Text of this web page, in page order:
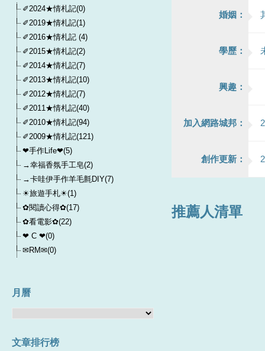
婚姻：
學歷：
興趣：
加入網路城邦：
創作更新：
推薦人清單
✐2024★情札記(0)
✐2019★情札記(1)
✐2016★情札記 (4)
✐2015★情札記(2)
✐2014★情札記(7)
✐2013★情札記(10)
✐2012★情札記(7)
✐2011★情札記(40)
✐2010★情札記(94)
✐2009★情札記(121)
❤手作Life❤(5)
→幸福香氛手工皂(2)
→卡哇伊手作羊毛氈DIY(7)
☀旅遊手札☀(1)
✿閱讀心得✿(17)
✿看電影✿(22)
❤ C ❤(0)
✉RM✉(0)
月曆
文章排行榜